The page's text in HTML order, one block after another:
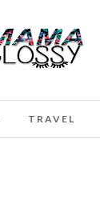
TRAVEL